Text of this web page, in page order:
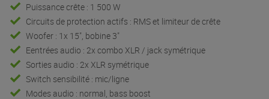
Puissance crête : 1 500 W
Circuits de protection actifs : RMS et limiteur de crête
Woofer : 1x 15", bobine 3"
Eentrées audio : 2x combo XLR / jack symétrique
Sorties audio : 2x XLR symétrique
Switch sensibilité : mic/ligne
Modes audio : normal, bass boost